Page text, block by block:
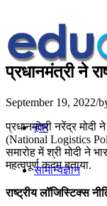
होम
सामान्यज्ञान
प्रधानमंत्री ने
September 19, 2022/
प्रधानमंत्री नरेंद्र मोदी
(National Logistics
समारोह में श्री मोदी ने
महत्वपूर्ण कदम बताया.
राष्ट्रीय लॉजिस्टिक्स